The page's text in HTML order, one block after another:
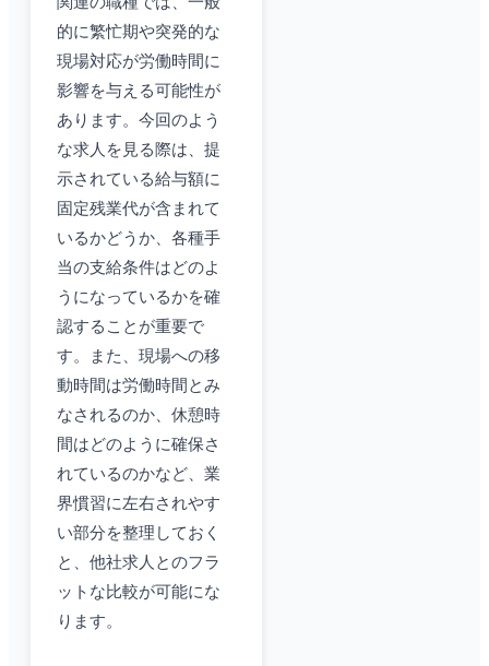
的に繁忙期や突発的な
現場対応が労働時間に
影響を与える可能性が
あります。今回のよう
な求人を見る際は、提
示されている給与額に
固定残業代が含まれて
いるかどうか、各種手
当の支給条件はどのよ
うになっているかを確
認することが重要で
す。また、現場への移
動時間は労働時間とみ
なされるのか、休憩時
間はどのように確保さ
れているのかなど、業
界慣習に左右されやす
い部分を整理しておく
と、他社求人とのフラ
ットな比較が可能にな
ります。